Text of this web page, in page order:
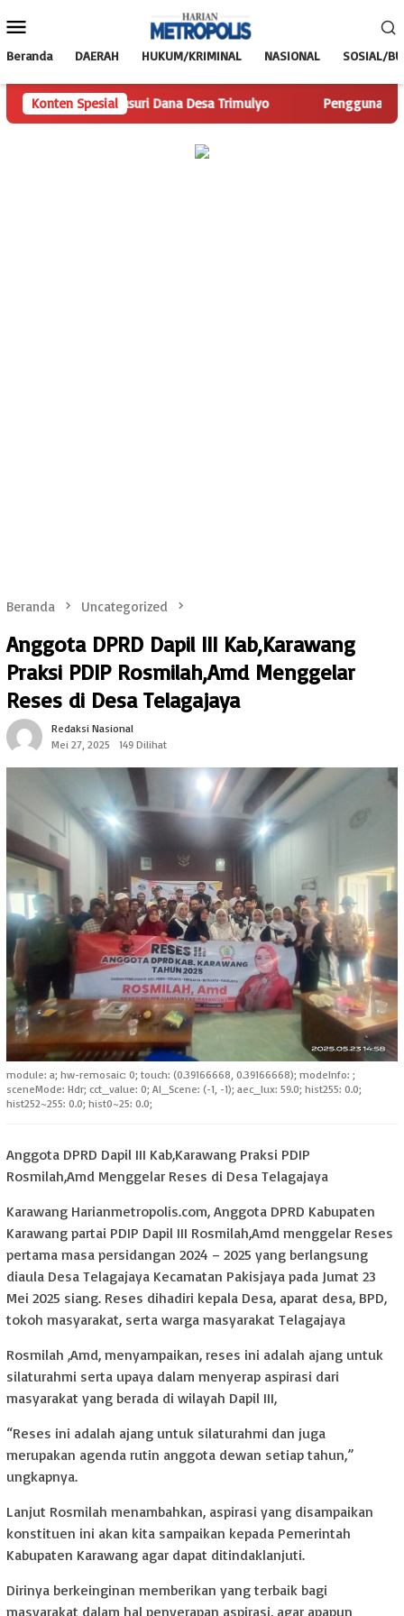
ke
Mobile
Beranda DAERAH HUKUM/KRIMINAL NASIONAL SOSIAL/
Konten Spesial
Telusuri Dana Desa Trimulyo Pengguna Jalan
Beranda Uncategorized
Anggota DPRD Dapil III Kab,Karawang
Praksi PDIP Rosmilah,Amd Menggelar
Reses di Desa Telagajaya
Redaksi Nasional
Mei 27, 2025
149 Dilihat
module: a; hw-remosaic: 0; touch: (0.39166668, 0.39166668); modeInfo: ;
sceneMode: Hdr; cct_value: 0; AI_Scene: (-1, -1); aec_lux: 59.0; hist255: 0.0;
hist252~255: 0.0; hist0~25: 0.0;
Anggota DPRD Dapil III Kab,Karawang Praksi PDIP
Rosmilah,Amd Menggelar Reses di Desa Telagajaya
Karawang Harianmetropolis.com, Anggota DPRD Kabupaten
Karawang partai PDIP Dapil III Rosmilah,Amd menggelar Reses
pertama masa persidangan 2024 – 2025 yang berlangsung
diaula Desa Telagajaya Kecamatan Pakisjaya pada Jumat 23
Mei 2025 siang. Reses dihadiri kepala Desa, aparat desa, BPD,
tokoh masyarakat, serta warga masyarakat Telagajaya
Rosmilah ,Amd, menyampaikan, reses ini adalah ajang untuk
silaturahmi serta upaya dalam menyerap aspirasi dari
masyarakat yang berada di wilayah Dapil III,
“Reses ini adalah ajang untuk silaturahmi dan juga
merupakan agenda rutin anggota dewan setiap tahun,”
ungkapnya.
Lanjut Rosmilah menambahkan, aspirasi yang disampaikan
konstituen ini akan kita sampaikan kepada Pemerintah
Kabupaten Karawang agar dapat ditindaklanjuti.
Dirinya berkeinginan memberikan yang terbaik bagi
masyarakat dalam hal penyerapan aspirasi, agar apapun